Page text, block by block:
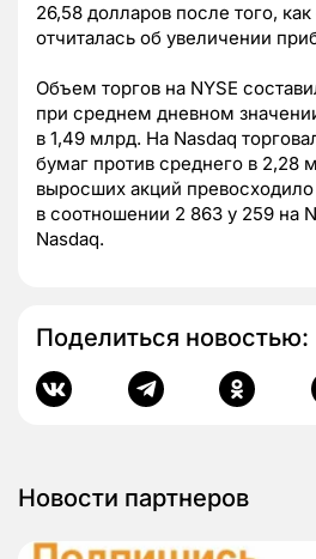
26,58 долларов после того,
отчиталась об увеличении
Объем торгов на NYSE
при среднем дневном
в 1,49 млрд. На Nasdaq
бумаг против среднего в 2,28
выросших акций
в соотношении 2 863 у 259 на
Nasdaq.
Поделиться новостью:
Новости партнеров